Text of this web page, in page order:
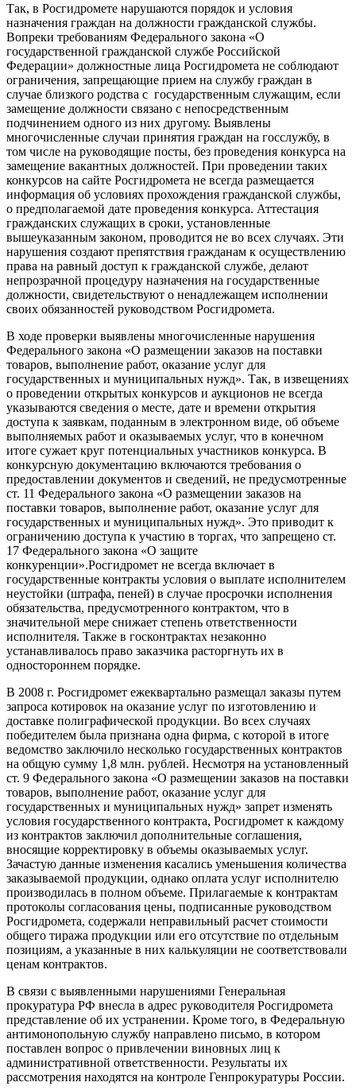
Так, в Росгидромете нарушаются порядок и условия
назначения граждан на должности гражданской службы.
Вопреки требованиям Федерального закона «О
государственной гражданской службе Российской
Федерации» должностные лица Росгидромета не соблюдают
ограничения, запрещающие прием на службу граждан в
случае близкого родства с государственным служащим, если
замещение должности связано с непосредственным
подчинением одного из них другому. Выявлены
многочисленные случаи принятия граждан на госслужбу, в
том числе на руководящие посты, без проведения конкурса на
замещение вакантных должностей. При проведении таких
конкурсов на сайте Росгидромета не всегда размещается
информация об условиях прохождения гражданской службы,
о предполагаемой дате проведения конкурса. Аттестация
гражданских служащих в сроки, установленные
вышеуказанным законом, проводится не во всех случаях. Эти
нарушения создают препятствия гражданам к осуществлению
права на равный доступ к гражданской службе, делают
непрозрачной процедуру назначения на государственные
должности, свидетельствуют о ненадлежащем исполнении
своих обязанностей руководством Росгидромета.
В ходе проверки выявлены многочисленные нарушения
Федерального закона «О размещении заказов на поставки
товаров, выполнение работ, оказание услуг для
государственных и муниципальных нужд». Так, в извещениях
о проведении открытых конкурсов и аукционов не всегда
указываются сведения о месте, дате и времени открытия
доступа к заявкам, поданным в электронном виде, об объеме
выполняемых работ и оказываемых услуг, что в конечном
итоге сужает круг потенциальных участников конкурса. В
конкурсную документацию включаются требования о
предоставлении документов и сведений, не предусмотренные
ст. 11 Федерального закона «О размещении заказов на
поставки товаров, выполнение работ, оказание услуг для
государственных и муниципальных нужд». Это приводит к
ограничению доступа к участию в торгах, что запрещено ст.
17 Федерального закона «О защите
конкуренции».Росгидромет не всегда включает в
государственные контракты условия о выплате исполнителем
неустойки (штрафа, пеней) в случае просрочки исполнения
обязательства, предусмотренного контрактом, что в
значительной мере снижает степень ответственности
исполнителя. Также в госконтрактах незаконно
устанавливалось право заказчика расторгнуть их в
одностороннем порядке.
В 2008 г. Росгидромет ежеквартально размещал заказы путем
запроса котировок на оказание услуг по изготовлению и
доставке полиграфической продукции. Во всех случаях
победителем была признана одна фирма, с которой в итоге
ведомство заключило несколько государственных контрактов
на общую сумму 1,8 млн. рублей. Несмотря на установленный
ст. 9 Федерального закона «О размещении заказов на поставки
товаров, выполнение работ, оказание услуг для
государственных и муниципальных нужд» запрет изменять
условия государственного контракта, Росгидромет к каждому
из контрактов заключил дополнительные соглашения,
вносящие корректировку в объемы оказываемых услуг.
Зачастую данные изменения касались уменьшения количества
заказываемой продукции, однако оплата услуг исполнителю
производилась в полном объеме. Прилагаемые к контрактам
протоколы согласования цены, подписанные руководством
Росгидромета, содержали неправильный расчет стоимости
общего тиража продукции или его отсутствие по отдельным
позициям, а указанные в них калькуляции не соответствовали
ценам контрактов.
В связи с выявленными нарушениями Генеральная
прокуратура РФ внесла в адрес руководителя Росгидромета
представление об их устранении. Кроме того, в Федеральную
антимонопольную службу направлено письмо, в котором
поставлен вопрос о привлечении виновных лиц к
административной ответственности. Результаты их
рассмотрения находятся на контроле Генпрокуратуры России.